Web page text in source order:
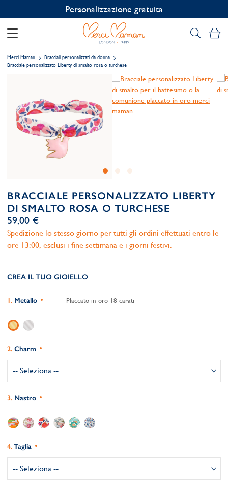
Personalizzazione gratuita
Il
Merci Maman
Bracciali personalizzati da donna
Bracciale personalizzato Liberty di smalto rosa o turchese
BRACCIALE PERSONALIZZATO LIBERTY
DI SMALTO ROSA O TURCHESE
59,00 €
Spedizione lo stesso giorno per tutti gli ordini effettuati entro le
ore 13:00, esclusi i fine settimana e i giorni festivi.
CREA IL TUO GIOIELLO
Metallo - Placcato in oro 18 carati
Charm
Nastro
Taglia